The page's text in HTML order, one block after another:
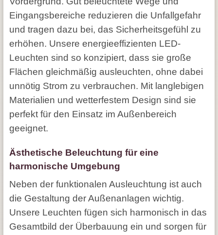
Eingangsbereiche reduzieren die Unfallgefahr
und tragen dazu bei, das Sicherheitsgefühl zu
erhöhen. Unsere energieeffizienten LED-
Leuchten sind so konzipiert, dass sie große
Flächen gleichmäßig ausleuchten, ohne dabei
unnötig Strom zu verbrauchen. Mit langlebigen
Materialien und wetterfestem Design sind sie
perfekt für den Einsatz im Außenbereich
geeignet.
Ästhetische Beleuchtung für eine
harmonische Umgebung
Neben der funktionalen Ausleuchtung ist auch
die Gestaltung der Außenanlagen wichtig.
Unsere Leuchten fügen sich harmonisch in das
Gesamtbild der Überbauung ein und sorgen für